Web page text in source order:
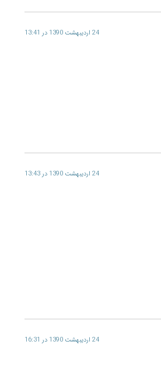
24 اردیبهشت 1390 در 13:41
24 اردیبهشت 1390 در 13:43
24 اردیبهشت 1390 در 16:31